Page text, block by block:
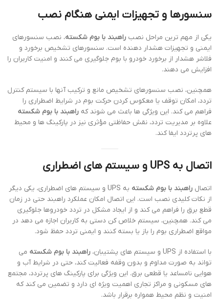
سنسورها و تجهیزات ایمنی هنگام نصب
یکی از مهم ترین مراحل نصب راهبند با بوم شکسته، نصب سنسورهای
ایمنی و تجهیزات هشدار دهنده است. سنسورهای تشخیص برخورد و
فلاشر هشدار از برخورد خودرو با بوم جلوگیری می کنند و امنیت کاربران را
افزایش می دهند.
همچنین، نصب سنسورهای تشخیص مانع و ترکیب آنها با سیستم کنترل
تردد، امکان توقف یا معکوس کردن حرکت بوم در شرایط اضطراری را
فراهم می کند. این ویژگی ها باعث می شوند که راهبند با بوم شکسته
علاوه بر مدیریت تردد، نقش حفاظتی مؤثری نیز در پارکینگ ها و محیط
های پرتردد ایفا کند.
اتصال به UPS و سیستم های اضطراری
اتصال راهبند با بوم شکسته
به UPS و سیستم های اضطراری، یکی دیگر
از نکات کلیدی نصب است. این اتصال امکان عملکرد راهبند حتی در زمان
قطع برق را فراهم می کند و از ایجاد مشکل در تردد خودروها جلوگیری
می کند. همچنین، سیستم خلاص کن دستی به کاربران اجازه می دهد در
مواقع اضطراری بوم را باز یا بسته کنند و ایمنی تردد حفظ شود.
با استفاده از UPS و سیستم های پشتیبان، راهبند با بوم شکسته می
تواند به صورت مداوم و بدون وقفه فعالیت کند، حتی در شرایط آب و
هوایی نامساعد یا قطعی برق. این ویژگی برای پارکینگ های پرتردد، مجتمع
های مسکونی و مراکز تجاری اهمیت ویژه ای دارد و تضمین می کند که
امنیت و نظم محیط همواره برقرار باشد.